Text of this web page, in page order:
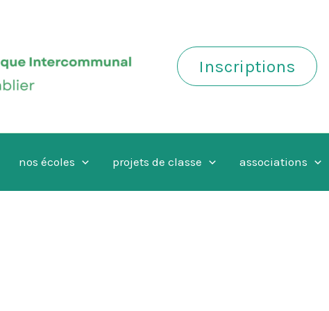
Inscriptions
nos écoles projets de classe associations